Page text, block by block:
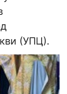
(УПЦ).